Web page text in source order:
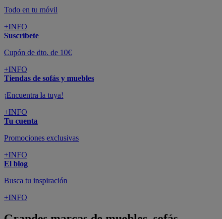
Todo en tu móvil
+INFO
Suscríbete
Cupón de dto. de 10€
+INFO
Tiendas de sofás y muebles
¡Encuentra la tuya!
+INFO
Tu cuenta
Promociones exclusivas
+INFO
El blog
Busca tu inspiración
+INFO